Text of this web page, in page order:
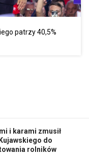
patrzy 40,5%
i karami zmusił
do
rolników